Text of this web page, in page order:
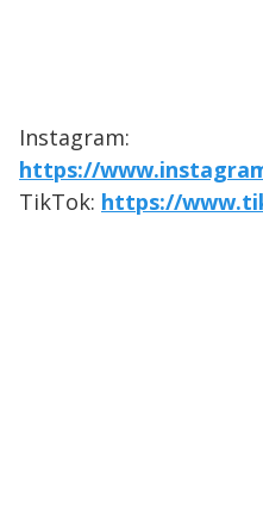
Instagram:
https://
TikTok: https://